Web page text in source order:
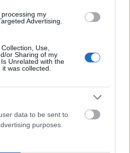
my
Advertising.
Use,
or Sharing of my
Unrelated with the
was collected.
data to be sent to
purposes.